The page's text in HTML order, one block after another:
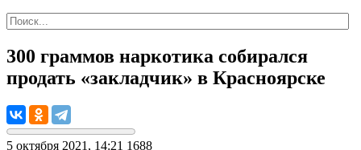
300 граммов наркотика собирался
продать «закладчик» в Красноярске
5 октября 2021, 14:21 1688